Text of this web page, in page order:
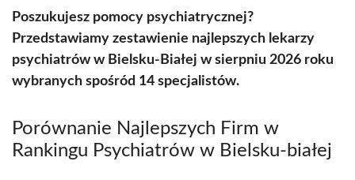
Poszukujesz pomocy psychiatrycznej?
Przedstawiamy zestawienie najlepszych lekarzy
psychiatrów w Bielsku-Białej w sierpniu 2026 roku
wybranych spośród 14 specjalistów.
Porównanie Najlepszych Firm w
Rankingu Psychiatrów w Bielsku-białej